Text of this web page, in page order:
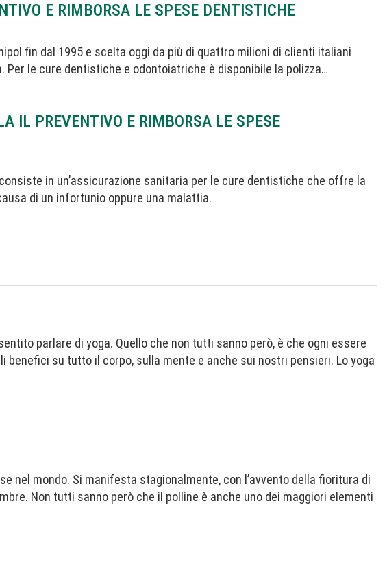
E RIMBORSA LE SPESE DENTISTICHE
fin dal 1995 e scelta oggi da più di quattro milioni di clienti italiani
Per le cure dentistiche e odontoiatriche è disponibile la polizza…
IL PREVENTIVO E RIMBORSA LE SPESE
in un’assicurazione sanitaria per le cure dentistiche che offre la
di un infortunio oppure una malattia.
parlare di yoga. Quello che non tutti sanno però, è che ogni essere
benefici su tutto il corpo, sulla mente e anche sui nostri pensieri. Lo yoga
nel mondo. Si manifesta stagionalmente, con l’avvento della fioritura di
Non tutti sanno però che il polline è anche uno dei maggiori elementi